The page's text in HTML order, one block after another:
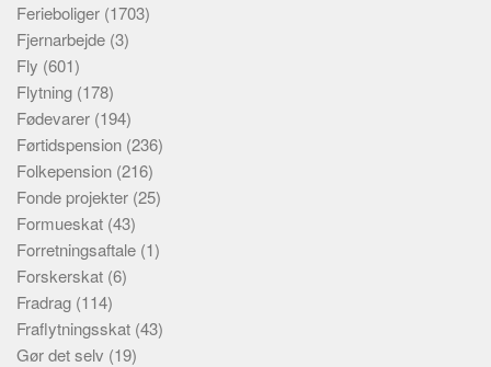
Ferieboliger (1703)
Fjernarbejde (3)
Fly (601)
Flytning (178)
Fødevarer (194)
Førtidspension (236)
Folkepension (216)
Fonde projekter (25)
Formueskat (43)
Forretningsaftale (1)
Forskerskat (6)
Fradrag (114)
Fraflytningsskat (43)
Gør det selv (19)